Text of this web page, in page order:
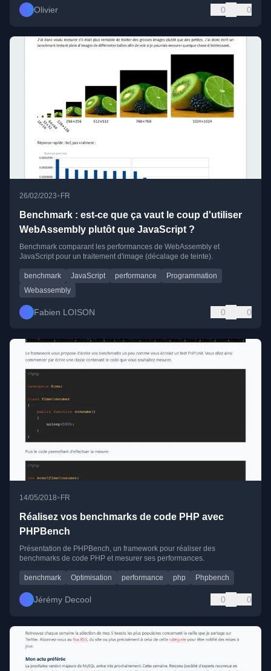
Olivier 0 0
26/02/2023•FR
Benchmark : est-ce que ça vaut le coup d'utiliser
WebAssembly plutôt que JavaScript ?
Benchmark comparant les performances de WebAssembly et
JavaScript pour un traitement d'image (décalage de teinte).
benchmark JavaScript performance
Programmation
Webassembly
Fabien LOISON 0 0
14/05/2018• FR
Réalisez vos benchmarks de code PHP avec
PHPBench
Présentation de PHPBench, un framework pour réaliser des
benchmarks de code PHP et mesurer ses performances.
benchmark Optimisation performance php Phpbench
Jérémy Decool 0 0